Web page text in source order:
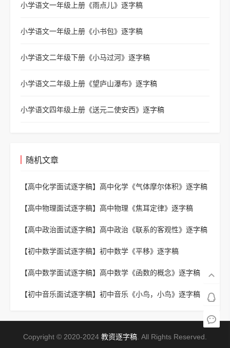
小学语文一年级上册《雨点儿》逐字稿
小学语文一年级上册《小书包》逐字稿
小学语文二年级下册《小马过河》逐字稿
小学语文二年级上册《望庐山瀑布》逐字稿
小学语文四年级上册《送元二使安西》逐字稿
随机文章
【高中化学面试逐字稿】 高中化学《气体摩尔体积》逐字稿
【高中物理面试逐字稿】 高中物理《焦耳定律》逐字稿
【高中政治面试逐字稿】 高中政治《联系的客观性》逐字稿
【初中数学面试逐字稿】 初中数学《平移》逐字稿
【高中数学面试逐字稿】 高中数学《函数的概念》逐字稿
【初中音乐面试逐字稿】 初中音乐《小鸟，小鸟》逐字稿
Copyright © 2020-2024 教资逐字稿 . All Rights Reserved.